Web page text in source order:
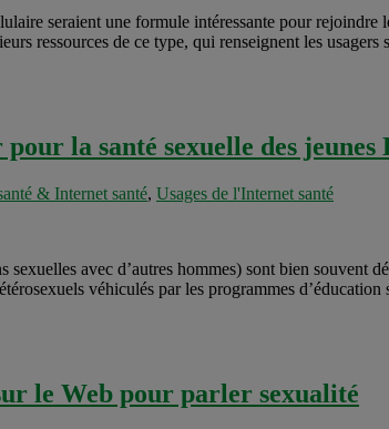
seraient une formule intéressante pour
ressources de ce type, qui renseignent les
la santé sexuelle des jeunes
& Internet santé, Usages de l'Internet santé
avec d’autres hommes) sont bien souvent
véhiculés par les programmes
le Web pour parler sexualité